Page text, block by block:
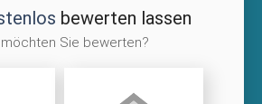
bewerten lassen
Sie bewerten?